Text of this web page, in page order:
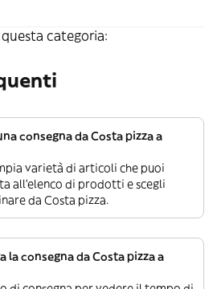
categoria:
consegna da Costa pizza a
varietà di articoli che puoi
all’elenco di prodotti e scegli
da Costa pizza.
la consegna da Costa pizza a